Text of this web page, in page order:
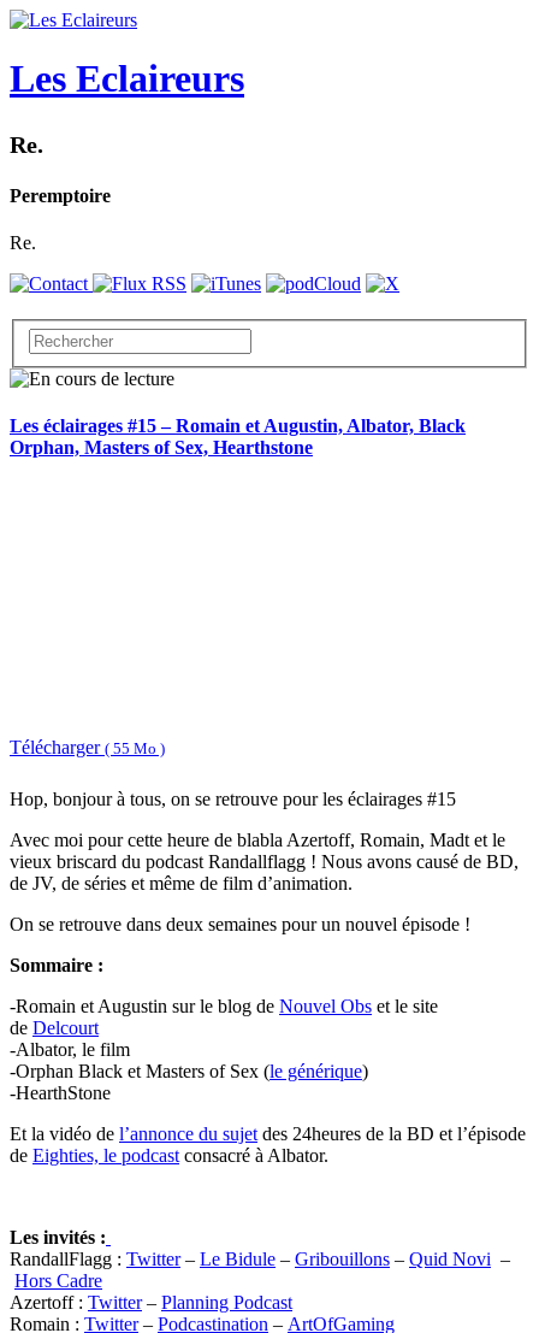
Les Eclaireurs
Re.
Peremptoire
Re.
Les éclairages #15 – Romain et Augustin, Albator, Black
Orphan, Masters of Sex, Hearthstone
Télécharger ( 55 Mo )
Hop, bonjour à tous, on se retrouve pour les éclairages #15
Avec moi pour cette heure de blabla Azertoff, Romain, Madt et le
vieux briscard du podcast Randallflagg ! Nous avons causé de BD,
de JV, de séries et même de film d’animation.
On se retrouve dans deux semaines pour un nouvel épisode !
Sommaire :
-Romain et Augustin sur le blog de Nouvel Obs et le site
de Delcourt
-Albator, le film
-Orphan Black et Masters of Sex (le générique)
-HearthStone
Et la vidéo de l’annonce du sujet des 24heures de la BD et l’épisode
de Eighties, le podcast consacré à Albator.
Les invités :
RandallFlagg : Twitter– Le Bidule – Gribouillons – Quid Novi –
Hors Cadre
Azertoff : Twitter– Planning Podcast
Romain : Twitter– Podcastination – ArtOfGaming